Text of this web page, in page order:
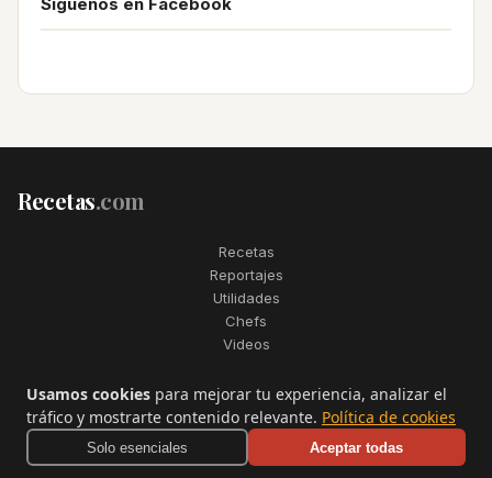
Recetas.com
Recetas
Reportajes
Utilidades
Chefs
Videos
2006–2026. Todos los derechos reservados. Recetas.com es una
marca registrada de Telfo Networks S.L.
Aviso legal·Condiciones de uso·Contactar
Usamos cookies para mejorar tu experiencia, analizar el
tráfico y mostrarte contenido relevante. Política de cookies
Solo esenciales Aceptar todas